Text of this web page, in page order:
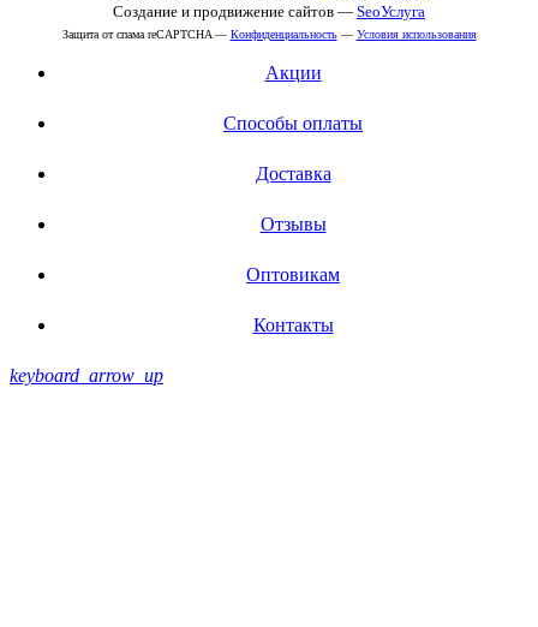
Создание и продвижение сайтов — SeoУслуга
Защита от спама reCAPTCHA — Конфиденциальность— Условия использования
Акции
Способы оплаты
Доставка
Отзывы
Оптовикам
Контакты
keyboard_arrow_up